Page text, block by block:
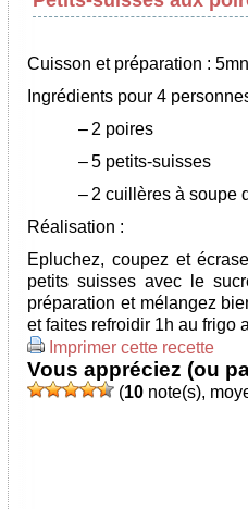
Cuisson et préparation : 5mn
Ingrédients pour 4
– 2 poires
–5 petits-suisses
– 2 cuillères à soupe
Réalisation :
Epluchez, coupez et
petits suisses avec le
préparation et mélangez
et faites refroidir 1h au frigo
Imprimer cette recette
Vous appréciez (ou
(10 note(s),